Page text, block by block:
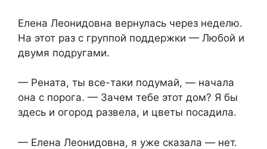
Елена Леонидовна вернулась через неделю.
На этот раз с группой поддержки — Любой и
двумя подругами.
— Рената, ты все-таки подумай, — начала
она с порога. — Зачем тебе этот дом? Я бы
здесь и огород развела, и цветы посадила.
— Елена Леонидовна, я уже сказала — нет.